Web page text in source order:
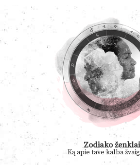
Zodiako ženklai
Ką apie tave kalba